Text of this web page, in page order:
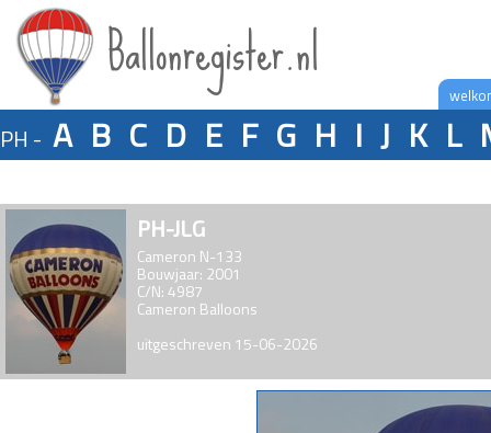
Ballonregister.nl
PH - A B C D E F G H I J K L
PH-JLG
Cameron N-133
Bouwjaar: 2001
C/N: 4987
Cameron Balloons
uitgeschreven 15-06-2026